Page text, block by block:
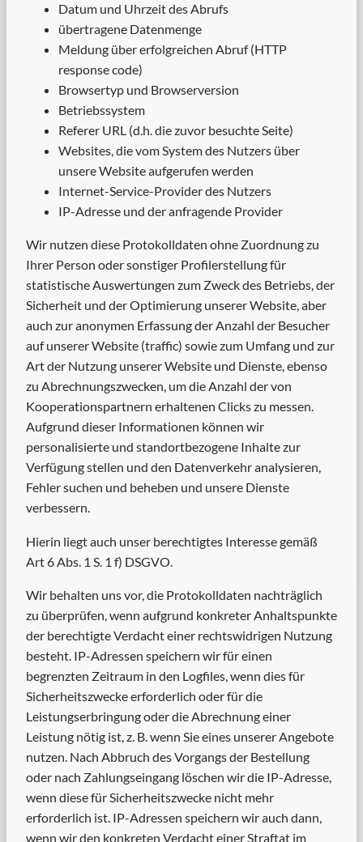
Datum und Uhrzeit des Abrufs
übertragene Datenmenge
Meldung über erfolgreichen Abruf (HTTP
response code)
Browsertyp und Browserversion
Betriebssystem
Referer URL (d.h. die zuvor besuchte Seite)
Websites, die vom System des Nutzers über
unsere Website aufgerufen werden
Internet-Service-Provider des Nutzers
IP-Adresse und der anfragende Provider
Wir nutzen diese Protokolldaten ohne Zuordnung zu
Ihrer Person oder sonstiger Profilerstellung für
statistische Auswertungen zum Zweck des Betriebs, der
Sicherheit und der Optimierung unserer Website, aber
auch zur anonymen Erfassung der Anzahl der Besucher
auf unserer Website (traffic) sowie zum Umfang und zur
Art der Nutzung unserer Website und Dienste, ebenso
zu Abrechnungszwecken, um die Anzahl der von
Kooperationspartnern erhaltenen Clicks zu messen.
Aufgrund dieser Informationen können wir
personalisierte und standortbezogene Inhalte zur
Verfügung stellen und den Datenverkehr analysieren,
Fehler suchen und beheben und unsere Dienste
verbessern.
Hierin liegt auch unser berechtigtes Interesse gemäß
Art 6 Abs. 1 S. 1 f) DSGVO.
Wir behalten uns vor, die Protokolldaten nachträglich
zu überprüfen, wenn aufgrund konkreter Anhaltspunkte
der berechtigte Verdacht einer rechtswidrigen Nutzung
besteht. IP-Adressen speichern wir für einen
begrenzten Zeitraum in den Logfiles, wenn dies für
Sicherheitszwecke erforderlich oder für die
Leistungserbringung oder die Abrechnung einer
Leistung nötig ist, z. B. wenn Sie eines unserer Angebote
nutzen. Nach Abbruch des Vorgangs der Bestellung
oder nach Zahlungseingang löschen wir die IP-Adresse,
wenn diese für Sicherheitszwecke nicht mehr
erforderlich ist. IP-Adressen speichern wir auch dann,
wenn wir den konkreten Verdacht einer Straftat im